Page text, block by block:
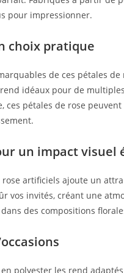
pour impressionner.
choix pratique
de ces pétales
idéaux pour de
pétales de rose
un impact visuel
artificiels ajoute un
vos invités, créant une
des compositions
polyester les rend